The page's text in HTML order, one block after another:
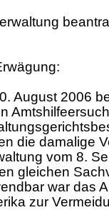
August 2006
die damalige
vom 8.
gleichen
war das
zur